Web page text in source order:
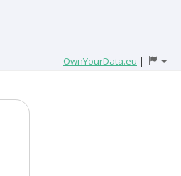
OwnYourData.eu |